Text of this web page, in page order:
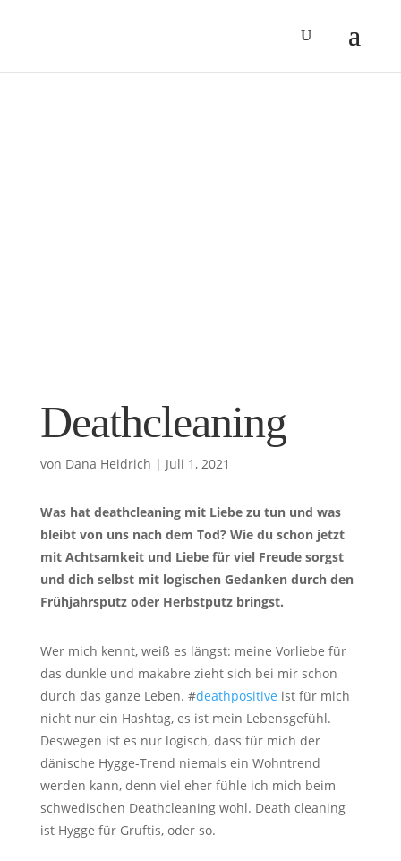
Deathcleaning
von Dana Heidrich | Juli 1, 2021
Was hat deathcleaning mit Liebe zu tun und was
bleibt von uns nach dem Tod? Wie du schon jetzt
mit Achtsamkeit und Liebe für viel Freude sorgst
und dich selbst mit logischen Gedanken durch den
Frühjahrsputz oder Herbstputz bringst.
Wer mich kennt, weiß es längst: meine Vorliebe für
das dunkle und makabre zieht sich bei mir schon
durch das ganze Leben. #deathpositive ist für mich
nicht nur ein Hashtag, es ist mein Lebensgefühl.
Deswegen ist es nur logisch, dass für mich der
dänische Hygge-Trend niemals ein Wohntrend
werden kann, denn viel eher fühle ich mich beim
schwedischen Deathcleaning wohl. Death cleaning
ist Hygge für Gruftis, oder so.